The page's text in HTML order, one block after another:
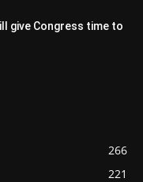
give Congress time to
266
221